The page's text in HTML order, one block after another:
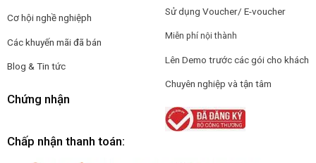
Cơ hội nghề nghiệph
Các khuyến mãi đã bán
Blog & Tin tức
Chứng nhận
Sử dụng Voucher/ E-voucher
Miễn phí nội thành
Lên Demo trước các gói cho khách
Chuyên nghiệp và tận tâm
Chấp nhận thanh toán: